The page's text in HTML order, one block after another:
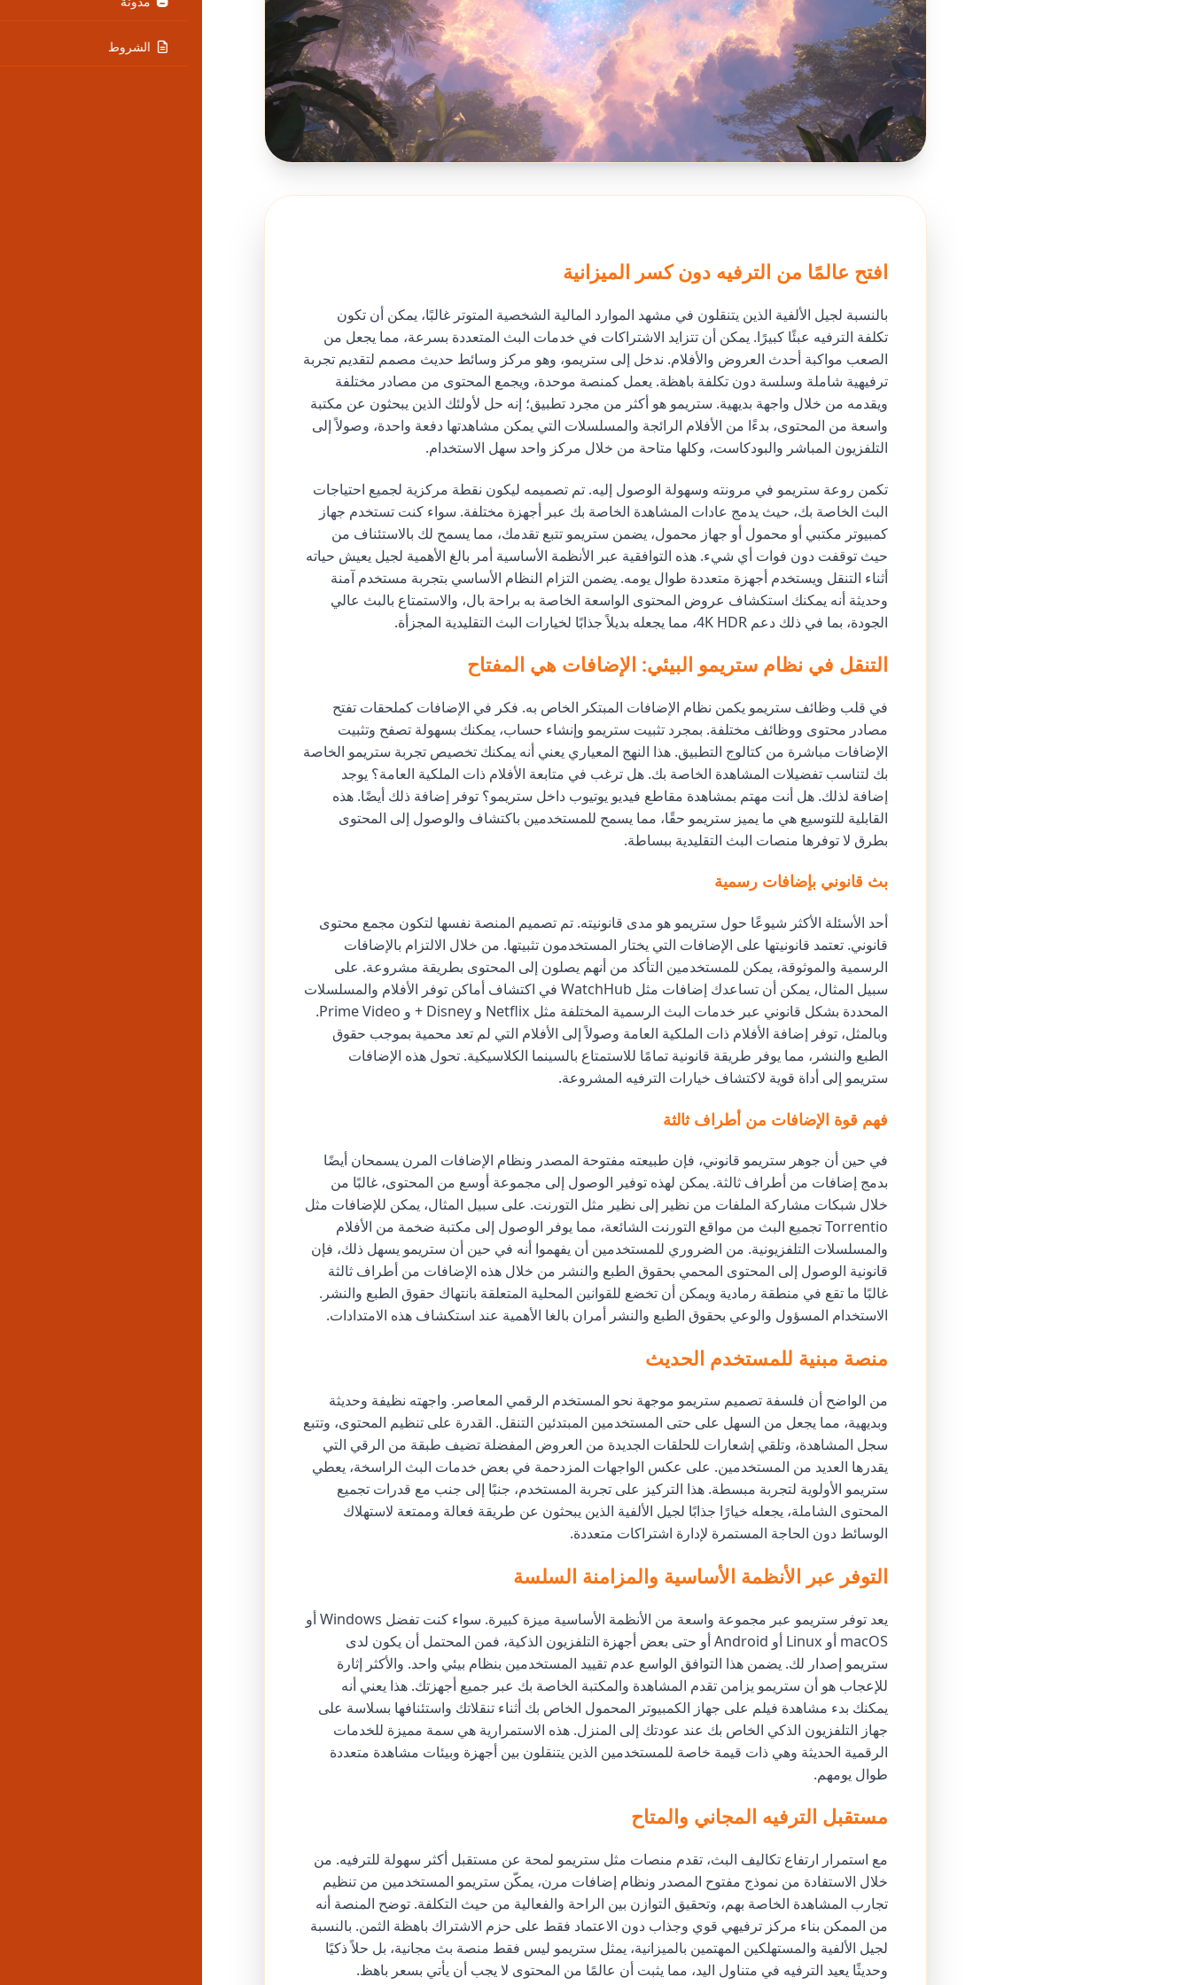
الشروط
افتح عالمًا من الترفيه دون كسر الميزانية
بالنسبة لجيل الألفية الذين يتنقلون في مشهد الموارد المالية الشخصية المتوتر غالبًا، يمكن أن تكون
تكلفة الترفيه عبئًا كبيرًا. يمكن أن تتزايد الاشتراكات في خدمات البث المتعددة بسرعة، مما يجعل من
الصعب مواكبة أحدث العروض والأفلام. ندخل إلى ستريمو، وهو مركز وسائط حديث مصمم لتقديم تجربة
ترفيهية شاملة وسلسة دون تكلفة باهظة. يعمل كمنصة موحدة، ويجمع المحتوى من مصادر مختلفة
ويقدمه من خلال واجهة بديهية. ستريمو هو أكثر من مجرد تطبيق؛ إنه حل لأولئك الذين يبحثون عن مكتبة
واسعة من المحتوى، بدءًا من الأفلام الرائجة والمسلسلات التي يمكن مشاهدتها دفعة واحدة، وصولاً إلى
التلفزيون المباشر والبودكاست، وكلها متاحة من خلال مركز واحد سهل الاستخدام.
تكمن روعة ستريمو في مرونته وسهولة الوصول إليه. تم تصميمه ليكون نقطة مركزية لجميع احتياجات
البث الخاصة بك، حيث يدمج عادات المشاهدة الخاصة بك عبر أجهزة مختلفة. سواء كنت تستخدم جهاز
كمبيوتر مكتبي أو محمول أو جهاز محمول، يضمن ستريمو تتبع تقدمك، مما يسمح لك بالاستئناف من
حيث توقفت دون فوات أي شيء. هذه التوافقية عبر الأنظمة الأساسية أمر بالغ الأهمية لجيل يعيش حياته
أثناء التنقل ويستخدم أجهزة متعددة طوال يومه. يضمن التزام النظام الأساسي بتجربة مستخدم آمنة
وحديثة أنه يمكنك استكشاف عروض المحتوى الواسعة الخاصة به براحة بال، والاستمتاع بالبث عالي
الجودة، بما في ذلك دعم 4K HDR، مما يجعله بديلاً جذابًا لخيارات البث التقليدية المجزأة.
التنقل في نظام ستريمو البيئي: الإضافات هي المفتاح
في قلب وظائف ستريمو يكمن نظام الإضافات المبتكر الخاص به. فكر في الإضافات كملحقات تفتح
مصادر محتوى ووظائف مختلفة. بمجرد تثبيت ستريمو وإنشاء حساب، يمكنك بسهولة تصفح وتثبيت
الإضافات مباشرة من كتالوج التطبيق. هذا النهج المعياري يعني أنه يمكنك تخصيص تجربة ستريمو الخاصة
بك لتناسب تفضيلات المشاهدة الخاصة بك. هل ترغب في متابعة الأفلام ذات الملكية العامة؟ يوجد
إضافة لذلك. هل أنت مهتم بمشاهدة مقاطع فيديو يوتيوب داخل ستريمو؟ توفر إضافة ذلك أيضًا. هذه
القابلية للتوسيع هي ما يميز ستريمو حقًا، مما يسمح للمستخدمين باكتشاف والوصول إلى المحتوى
بطرق لا توفرها منصات البث التقليدية ببساطة.
بث قانوني بإضافات رسمية
أحد الأسئلة الأكثر شيوعًا حول ستريمو هو مدى قانونيته. تم تصميم المنصة نفسها لتكون مجمع محتوى
قانوني. تعتمد قانونيتها على الإضافات التي يختار المستخدمون تثبيتها. من خلال الالتزام بالإضافات
الرسمية والموثوقة، يمكن للمستخدمين التأكد من أنهم يصلون إلى المحتوى بطريقة مشروعة. على
سبيل المثال، يمكن أن تساعدك إضافات مثل WatchHub في اكتشاف أماكن توفر الأفلام والمسلسلات
المحددة بشكل قانوني عبر خدمات البث الرسمية المختلفة مثل Netflix و Disney + و Prime Video.
وبالمثل، توفر إضافة الأفلام ذات الملكية العامة وصولاً إلى الأفلام التي لم تعد محمية بموجب حقوق
الطبع والنشر، مما يوفر طريقة قانونية تمامًا للاستمتاع بالسينما الكلاسيكية. تحول هذه الإضافات
ستريمو إلى أداة قوية لاكتشاف خيارات الترفيه المشروعة.
فهم قوة الإضافات من أطراف ثالثة
في حين أن جوهر ستريمو قانوني، فإن طبيعته مفتوحة المصدر ونظام الإضافات المرن يسمحان أيضًا
بدمج إضافات من أطراف ثالثة. يمكن لهذه توفير الوصول إلى مجموعة أوسع من المحتوى، غالبًا من
خلال شبكات مشاركة الملفات من نظير إلى نظير مثل التورنت. على سبيل المثال، يمكن للإضافات مثل
Torrentio تجميع البث من مواقع التورنت الشائعة، مما يوفر الوصول إلى مكتبة ضخمة من الأفلام
والمسلسلات التلفزيونية. من الضروري للمستخدمين أن يفهموا أنه في حين أن ستريمو يسهل ذلك، فإن
قانونية الوصول إلى المحتوى المحمي بحقوق الطبع والنشر من خلال هذه الإضافات من أطراف ثالثة
غالبًا ما تقع في منطقة رمادية ويمكن أن تخضع للقوانين المحلية المتعلقة بانتهاك حقوق الطبع والنشر.
الاستخدام المسؤول والوعي بحقوق الطبع والنشر أمران بالغا الأهمية عند استكشاف هذه الامتدادات.
منصة مبنية للمستخدم الحديث
من الواضح أن فلسفة تصميم ستريمو موجهة نحو المستخدم الرقمي المعاصر. واجهته نظيفة وحديثة
وبديهية، مما يجعل من السهل على حتى المستخدمين المبتدئين التنقل. القدرة على تنظيم المحتوى، وتتبع
سجل المشاهدة، وتلقي إشعارات للحلقات الجديدة من العروض المفضلة تضيف طبقة من الرقي التي
يقدرها العديد من المستخدمين. على عكس الواجهات المزدحمة في بعض خدمات البث الراسخة، يعطي
ستريمو الأولوية لتجربة مبسطة. هذا التركيز على تجربة المستخدم، جنبًا إلى جنب مع قدرات تجميع
المحتوى الشاملة، يجعله خيارًا جذابًا لجيل الألفية الذين يبحثون عن طريقة فعالة وممتعة لاستهلاك
الوسائط دون الحاجة المستمرة لإدارة اشتراكات متعددة.
التوفر عبر الأنظمة الأساسية والمزامنة السلسة
يعد توفر ستريمو عبر مجموعة واسعة من الأنظمة الأساسية ميزة كبيرة. سواء كنت تفضل Windows أو
macOS أو Linux أو Android أو حتى بعض أجهزة التلفزيون الذكية، فمن المحتمل أن يكون لدى
ستريمو إصدار لك. يضمن هذا التوافق الواسع عدم تقييد المستخدمين بنظام بيئي واحد. والأكثر إثارة
للإعجاب هو أن ستريمو يزامن تقدم المشاهدة والمكتبة الخاصة بك عبر جميع أجهزتك. هذا يعني أنه
يمكنك بدء مشاهدة فيلم على جهاز الكمبيوتر المحمول الخاص بك أثناء تنقلاتك واستئنافها بسلاسة على
جهاز التلفزيون الذكي الخاص بك عند عودتك إلى المنزل. هذه الاستمرارية هي سمة مميزة للخدمات
الرقمية الحديثة وهي ذات قيمة خاصة للمستخدمين الذين يتنقلون بين أجهزة وبيئات مشاهدة متعددة
طوال يومهم.
مستقبل الترفيه المجاني والمتاح
مع استمرار ارتفاع تكاليف البث، تقدم منصات مثل ستريمو لمحة عن مستقبل أكثر سهولة للترفيه. من
خلال الاستفادة من نموذج مفتوح المصدر ونظام إضافات مرن، يمكّن ستريمو المستخدمين من تنظيم
تجارب المشاهدة الخاصة بهم، وتحقيق التوازن بين الراحة والفعالية من حيث التكلفة. توضح المنصة أنه
من الممكن بناء مركز ترفيهي قوي وجذاب دون الاعتماد فقط على حزم الاشتراك باهظة الثمن. بالنسبة
لجيل الألفية والمستهلكين المهتمين بالميزانية، يمثل ستريمو ليس فقط منصة بث مجانية، بل حلاً ذكيًا
وحديثًا يعيد الترفيه في متناول اليد، مما يثبت أن عالمًا من المحتوى لا يجب أن يأتي بسعر باهظ.